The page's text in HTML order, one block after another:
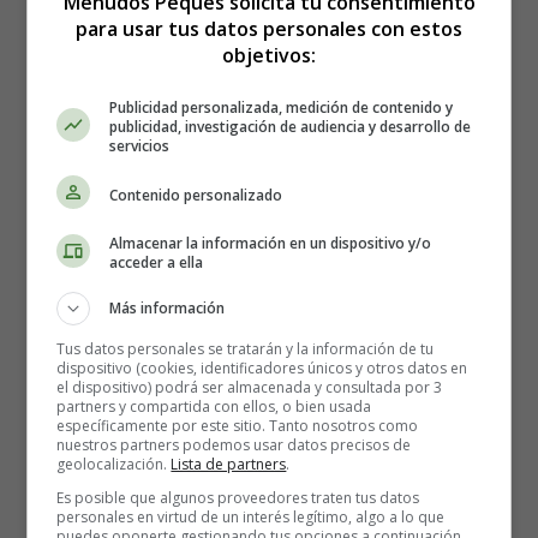
sin una razón aparente. Si experimentas ansiedad de
forma frecuente y afecta tu vida diaria, es importante
batalla! 🤗
abrumadores hacia objetos o situaciones específicas
arañas, las fobias pueden limitar seriamente nuestra vida.
¿Cómo podemos gestionar
nuestros miedos, ansiedades y
fobias?
Existen varias formas efectivas de enfrentarlos y
para usar tus datos personales con estos
objetivos:
Publicidad personalizada, medición de contenido y
publicidad, investigación de audiencia y desarrollo de
servicios
Contenido personalizado
Almacenar la información en un dispositivo y/o
acceder a ella
Más información
Tus datos personales se tratarán y la información de tu
dispositivo (cookies, identificadores únicos y otros datos en
el dispositivo) podrá ser almacenada y consultada por 3
partners y compartida con ellos, o bien usada
específicamente por este sitio. Tanto nosotros como
nuestros partners podemos usar datos precisos de
geolocalización. Lista de partners.
Es posible que algunos proveedores traten tus datos
personales en virtud de un interés legítimo, algo a lo que